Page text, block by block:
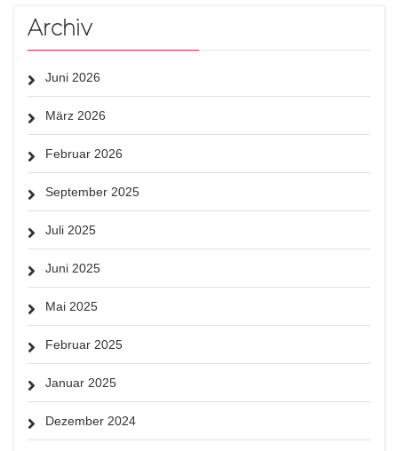
Archiv
Juni 2026
März 2026
Februar 2026
September 2025
Juli 2025
Juni 2025
Mai 2025
Februar 2025
Januar 2025
Dezember 2024